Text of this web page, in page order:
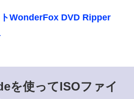
WonderFox DVD Ripper
を使ってISOファイ